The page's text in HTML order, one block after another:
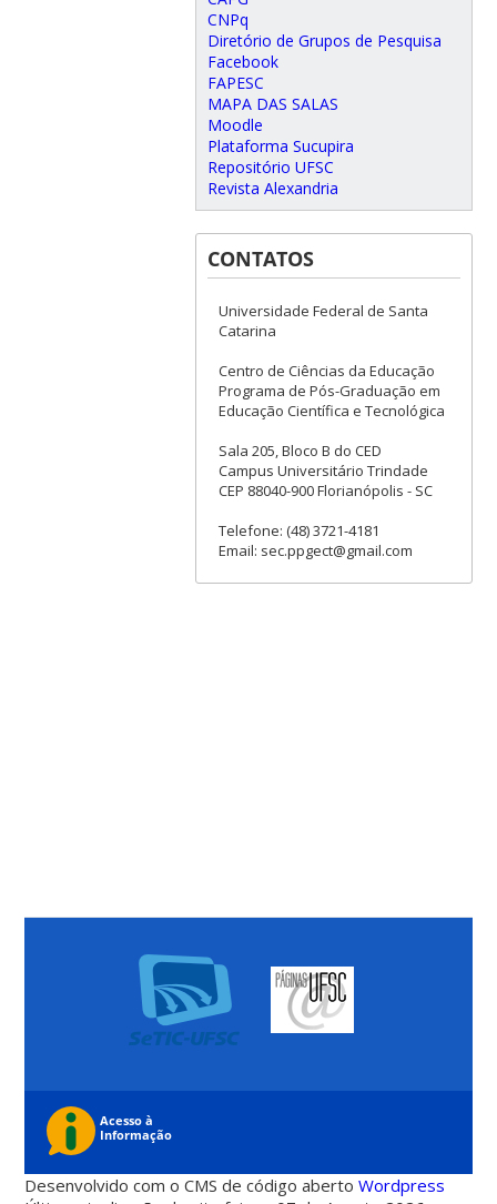
CNPq
Diretório de Grupos de Pesquisa
Facebook
FAPESC
MAPA DAS SALAS
Moodle
Plataforma Sucupira
Repositório UFSC
Revista Alexandria
CONTATOS
Universidade Federal de Santa
Catarina
Centro de Ciências da Educação
Programa de Pós-Graduação em
Educação Científica e Tecnológica
Sala 205, Bloco B do CED
Campus Universitário Trindade
CEP 88040-900 Florianópolis - SC
Telefone: (48) 3721-4181
Email: sec.ppgect@gmail.com
Desenvolvido com o CMS de código abertoWordpress